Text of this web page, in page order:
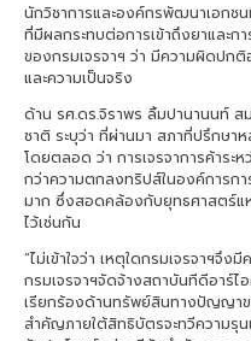
นักวิชาการและองค์กรพัฒนาเอกชน
ที่มีผลกระทบต่อการเข้าถึงยาและก
ของกรมเจรจาฯ ว่า มีความผิดปก
และความเป็นจริง
ด้าน รศ.ดร.จิราพร ลิ้มปานานนท์ ส
ชาติ ระบุว่า ที่ผ่านมา สภาที่ปรึกษา
โดยตลอด ว่า การเจรจาการค้าระ
กว่าความตกลงทริปส์ในองค์การกา
มาก ซึ่งสอดคล้องกับยุทธศาสตร์แ
ไว้เช่นกัน
“ไม่เข้าใจว่า เหตุใดกรมเจรจาฯจึง
กรมเจรจาฯจัดจ้างสถาบันทีดีอาร์ไ
เรียกร้องด้านทรัพย์สินทางปัญญา
สำคัญภายใต้สิทธิบัตรจะทวีความรุ